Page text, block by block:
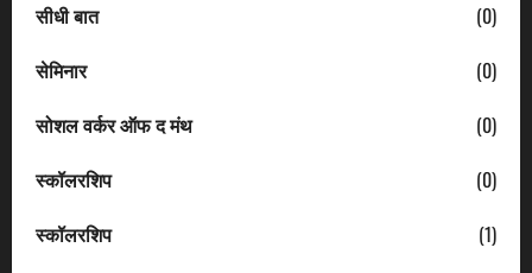
सीधी बात
(0)
सेमिनार
(0)
सोशल वर्कर ऑफ द मंथ
(0)
स्कॉलरशिप
(0)
स्कॉलरशिप
(1)